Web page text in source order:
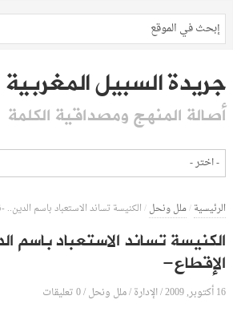
جريدة السبيل المغربية
أصالة المنهج ومصداقية الكلمة
الرئيسية/ملل ونحل/الكنيسة تساند الاستعباد باسم الدين..
الكنيسة تساند الاستعباد باسم
الإقطاع-
16 أكتوبر, 2009 /الإدارة/ملل ونحل/0 تعليقات